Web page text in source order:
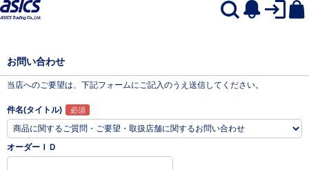
お問い合わせ
当店へのご要望は、下記フォームにご記入のうえ送信してください。
件名(タイトル)
オーダーＩＤ